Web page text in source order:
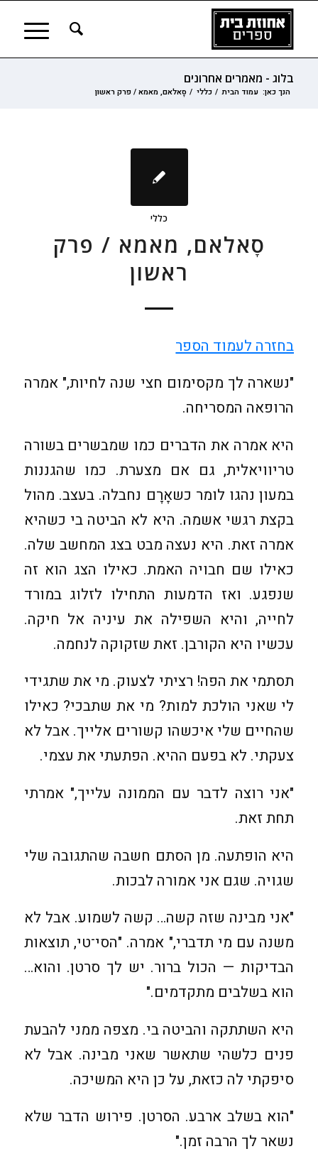
בלוג - מאמרים אחרונים
הנך כאן: עמוד הבית / כללי / סָאלאם, מאמא / פרק ראשון
כללי
סָאלאם, מאמא / פרק
ראשון
בחזרה לעמוד הספר
"נשארה לך מקסימום חצי שנה לחיות," אמרה
הרופאה המסריחה.
היא אמרה את הדברים כמו שמבשרים בשורה
טריוויאלית, גם אם מצערת. כמו שהגננות
במעון נהגו לומר כשאָרָם נחבלה. בעצב. מהול
בקצת רגשי אשמה. היא לא הביטה בי כשהיא
אמרה זאת. היא נעצה מבט בצג המחשב שלה.
כאילו שם חבויה האמת. כאילו הצג הוא זה
שנפגע. ואז הדמעות התחילו לזלוג במורד
לחייה, והיא השפילה את עיניה אל חיקה.
עכשיו היא הקורבן. זאת שזקוקה לנחמה.
תסתמי את הפה! רציתי לצעוק. מי את שתגידי
לי שאני הולכת למות? מי את שתבכי? כאילו
שהחיים שלי איכשהו קשורים אלייך. אבל לא
צעקתי. לא בפעם ההיא. הפתעתי את עצמי.
"אני רוצה לדבר עם הממונה עלייך," אמרתי
תחת זאת.
היא הופתעה. מן הסתם חשבה שהתגובה שלי
שגויה. שגם אני אמורה לבכות.
"אני מבינה שזה קשה… קשה לשמוע. אבל לא
משנה עם מי תדברי," אמרה. "הסי־טי, תוצאות
הבדיקות — הכול ברור. יש לך סרטן. והוא…
הוא בשלבים מתקדמים."
היא השתתקה והביטה בי. מצפה ממני להבעת
פנים כלשהי שתאשר שאני מבינה. אבל לא
סיפקתי לה כזאת, על כן היא המשיכה.
"הוא בשלב ארבע. הסרטן. פירוש הדבר שלא
נשאר לך הרבה זמן."